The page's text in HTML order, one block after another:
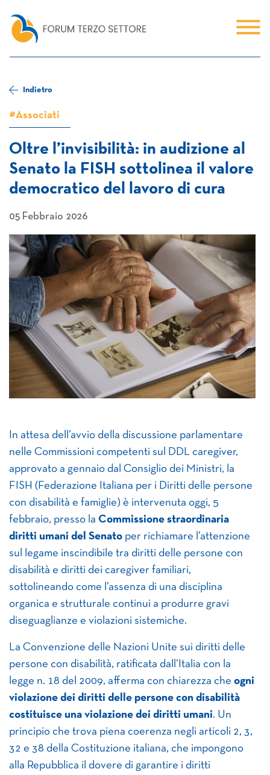
Indietro
#Associati
Oltre l’invisibilità: in audizione al
Senato la FISH sottolinea il valore
democratico del lavoro di cura
05 Febbraio 2026
In attesa dell’avvio della discussione parlamentare
nelle Commissioni competenti sul DDL caregiver,
approvato a gennaio dal Consiglio dei Ministri, la
FISH (Federazione Italiana per i Diritti delle persone
con disabilità e famiglie) è intervenuta oggi, 5
febbraio, presso la Commissione straordinaria
diritti umani del Senato per richiamare l’attenzione
sul legame inscindibile tra diritti delle persone con
disabilità e diritti dei caregiver familiari,
sottolineando come l’assenza di una disciplina
organica e strutturale continui a produrre gravi
diseguaglianze e violazioni sistemiche.
La Convenzione delle Nazioni Unite sui diritti delle
persone con disabilità, ratificata dall’Italia con la
legge n. 18 del 2009, afferma con chiarezza che ogni
violazione dei diritti delle persone con disabilità
costituisce una violazione dei diritti umani. Un
principio che trova piena coerenza negli articoli 2, 3,
32 e 38 della Costituzione italiana, che impongono
alla Repubblica il dovere di garantire i diritti